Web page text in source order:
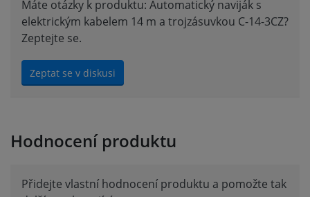
Máte otázky k produktu: Automatický naviják s
elektrickým kabelem 14 m a trojzásuvkou C-14-3CZ?
Zeptejte se.
Zeptat se v diskusi
Hodnocení produktu
Přidejte vlastní hodnocení produktu a pomožte tak